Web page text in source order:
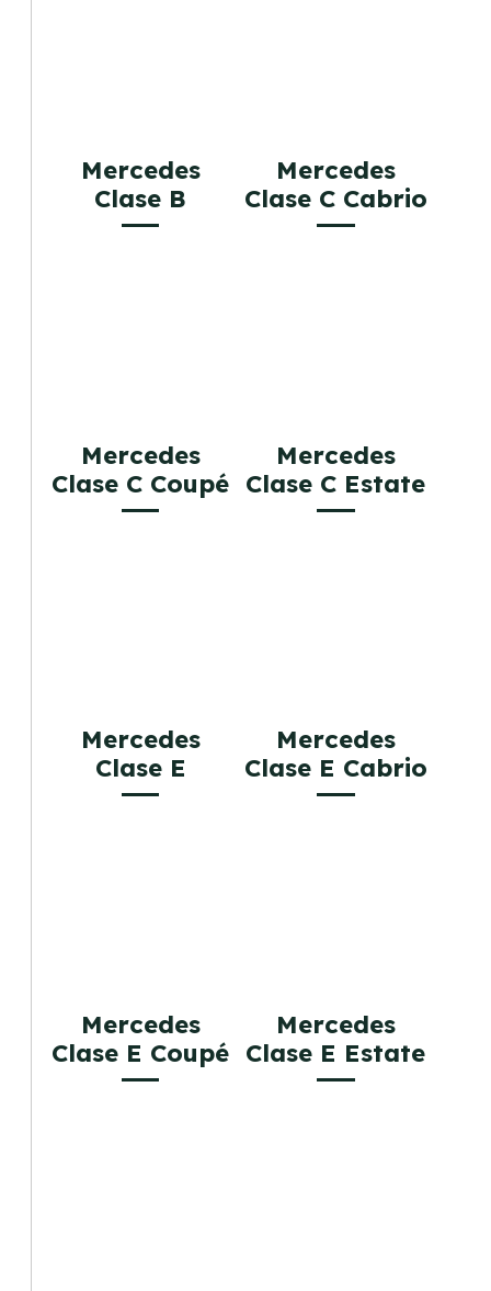
Mercedes
Clase B
Mercedes
Clase C Cabrio
Mercedes
Clase C Coupé
Mercedes
Clase C Estate
Mercedes
Clase E
Mercedes
Clase E Cabrio
Mercedes
Clase E Coupé
Mercedes
Clase E Estate